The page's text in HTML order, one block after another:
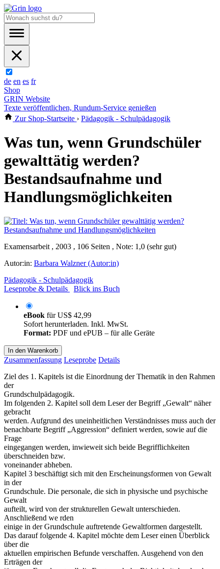
de en es fr
Shop
GRIN Website
Texte veröffentlichen, Rundum-Service genießen
Zur Shop-Startseite › Pädagogik - Schulpädagogik
Was tun, wenn Grundschüler
gewalttätig werden?
Bestandsaufnahme und
Handlungsmöglichkeiten
Examensarbeit , 2003 , 106 Seiten , Note: 1,0 (sehr gut)
Autor:in: Barbara Walzner (Autor:in)
Pädagogik - Schulpädagogik
Leseprobe & Details
Blick ins Buch
eBook fürUS$ 42,99
Sofort herunterladen. Inkl. MwSt.
Format: PDF und ePUB – für alle Geräte
In den Warenkorb
Zusammenfassung Leseprobe Details
Ziel des 1. Kapitels ist die Einordnung der Thematik in den Rahmen
der
Grundschulpädagogik.
Im folgenden 2. Kapitel soll dem Leser der Begriff „Gewalt“ näher
gebracht
werden. Aufgrund des uneinheitlichen Verständnisses muss auch der
benachbarte Begriff „Aggression“ definiert werden, sowie auf die
Frage
eingegangen werden, inwieweit sich beide Begrifflichkeiten
überschneiden bzw.
voneinander abheben.
Kapitel 3 beschäftigt sich mit den Erscheinungsformen von Gewalt
in der
Grundschule. Die personale, die sich in physische und psychische
Gewalt
aufteilt, wird von der strukturellen Gewalt unterschieden.
Anschließend we rden
einige in der Grundschule auftretende Gewaltformen dargestellt.
Das darauf folgende 4. Kapitel möchte dem Leser einen Überblick
über die
aktuellen empirischen Befunde verschaffen. Ausgehend von den
Erträgen der